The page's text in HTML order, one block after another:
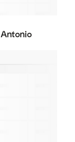
Antonio